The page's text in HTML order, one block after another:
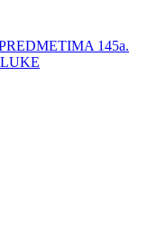
145a.